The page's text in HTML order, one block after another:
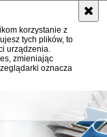
korzystanie z
tych plików, to
urządzenia.
zmieniając
oznacza